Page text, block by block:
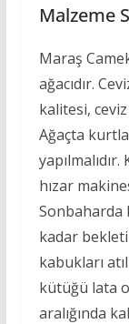
Malzeme
Maraş
ağacıdır.
kalitesi, ceviz
Ağaçta
hızar
Sonbaharda
kadar
kabukları
kütüğü lata
aralığında